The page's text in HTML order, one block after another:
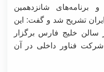
شانزدهمین
ایران تشریح شد و گفت: این
آبان ماه در سالن خلیج فارس برگزار
از ۱۲۰ نهاد و شرکت فناور داخلی در آن